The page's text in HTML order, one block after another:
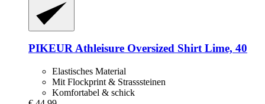
PIKEURAthleisure Oversized Shirt Lime, 40
Elastisches Material
Mit Flockprint & Strasssteinen
Komfortabel & schick